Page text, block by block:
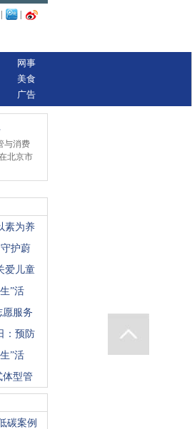
网事
美食
广告
与消费
北京市
素为养
护蔚
爱儿童
”活
愿服务
：预防
”活
体型管
碳案例